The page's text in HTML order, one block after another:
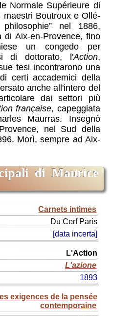
Normale Supérieure di
Boutroux e Ollé-
nel 1886,
di Aix-en-Provence, fino
un congedo per
di dottorato, l'Action,
tesi incontrarono una
certi accademici della
anche all'intero del
dai settori più
française, capeggiata
Maurras. Insegnò
nel Sud della
Morì, sempre ad Aix-
di Maurice
Carnets intimes
Du Cerf Paris
[data incerta]
L'Action
L'azione
1893
exigences de la pensée
contemporaine